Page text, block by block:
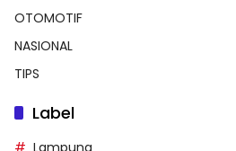
OTOMOTIF
NASIONAL
TIPS
Label
Lampung